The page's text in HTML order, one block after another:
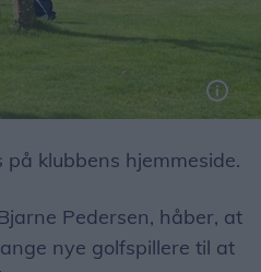
klubbens hjemmeside.
Pedersen, håber, at
nye golfspillere til at